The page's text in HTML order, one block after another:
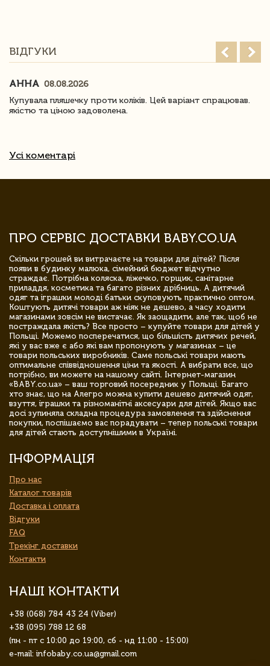
ВІДГУКИ
АННА 08.08.2026
Купувала пляшечку проти коліків. Цей варіант спрацював.
якістю та ціною задоволена.
Усі коментарі
ПРО СЕРВІС ДОСТАВКИ BABY.CO.UA
Скільки грошей ви витрачаєте на товари для дітей? Після
появи в будинку малюка, сімейний бюджет відчутно
страждає. Потрібна коляска, ліжечко, горщик, санітарне
приладдя, косметика та багато різних дрібниць. А дитячий
одяг та іграшки молоді батьки скуповують практично оптом.
Коштують дитячі товари аж ніяк не дешево, а часу ходити
магазинами зовсім не вистачає. Як заощадити, але так, щоб не
постраждала якість? Все просто – купуйте товари для дітей у
Польщі. Можемо посперечатися, що більшість дитячих речей,
які у вас вже є або які вам пропонують у магазинах – це
товари польських виробників. Саме польські товари мають
оптимальне співвідношення ціни та якості. А вибрати все, що
потрібно, ви можете на нашому сайті. Інтернет-магазин
«BABY.co.ua» – ваш торговий посередник у Польщі. Багато
хто знає, що на Алегро можна купити дешево дитячий одяг,
взуття, іграшки та різноманітні аксесуари для дітей. Якщо вас
досі зупиняла складна процедура замовлення та здійснення
покупки, поспішаємо вас порадувати – тепер польські товари
для дітей стають доступнішими в Україні.
ІНФОРМАЦІЯ
Про нас
Каталог товарів
Доставка і оплата
Відгуки
FAQ
Трекінг доставки
Контакти
НАШІ КОНТАКТИ
+38 (068) 784 43 24 (Viber)
+38 (095) 788 12 68
(пн - пт с 10:00 до 19:00, сб - нд 11:00 - 15:00)
e-mail: infobaby.co.ua@gmail.com